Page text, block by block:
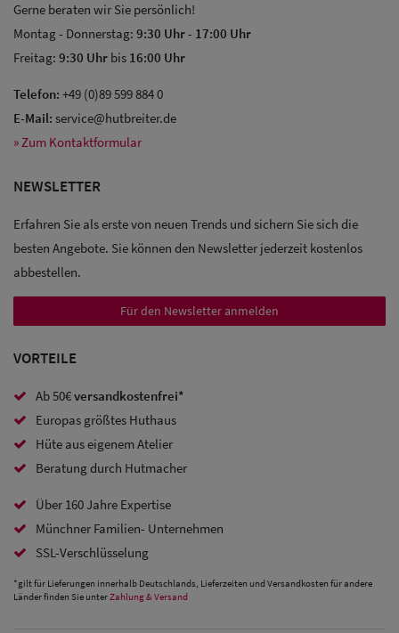
Sale: Caps
Sale:
Baseball
Caps
Caps
Sale:
Trucker
Caps
Sale: Caps
Ohrenschutz
Gerne beraten wir Sie persönlich!
Montag - Donnerstag: 9:30 Uhr- 17:00 Uhr
Freitag: 9:30 Uhr bis 16:00 Uhr
Telefon: +49 (0)89 599 884 0
E-Mail: service@hutbreiter.de
» Zum Kontaktformular
NEWSLETTER
Erfahren Sie als erste von neuen Trends und sichern Sie sich die
besten Angebote. Sie können den Newsletter jederzeit kostenlos
abbestellen.
Für den Newsletter anmelden
VORTEILE
Ab 50€versandkostenfrei*
Europas größtes Huthaus
Hüte aus eigenem Atelier
Beratung durch Hutmacher
Über 160 Jahre Expertise
Münchner Familien- Unternehmen
SSL-Verschlüsselung
*gilt für Lieferungen innerhalb Deutschlands, Lieferzeiten und Versandkosten für andere
Länder finden Sie unterZahlung & Versand